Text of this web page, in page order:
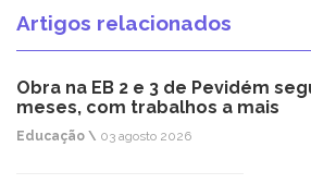
Artigos relacionados
Obra na EB 2 e 3 de Pevidém
meses, com trabalhos a mais
Educação \ 03 agosto 2026